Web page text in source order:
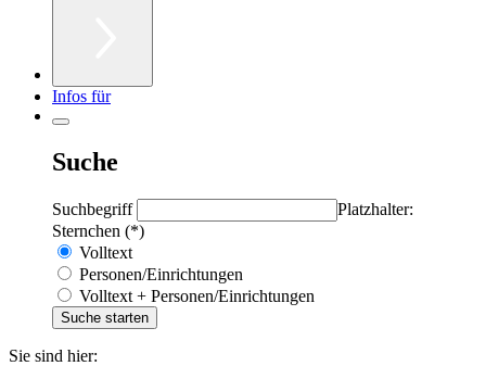
Infos für
Suche
Suchbegriff
Platzhalter:
Sternchen (*)
Volltext
Personen/Einrichtungen
Volltext + Personen/Einrichtungen
Sie sind hier: